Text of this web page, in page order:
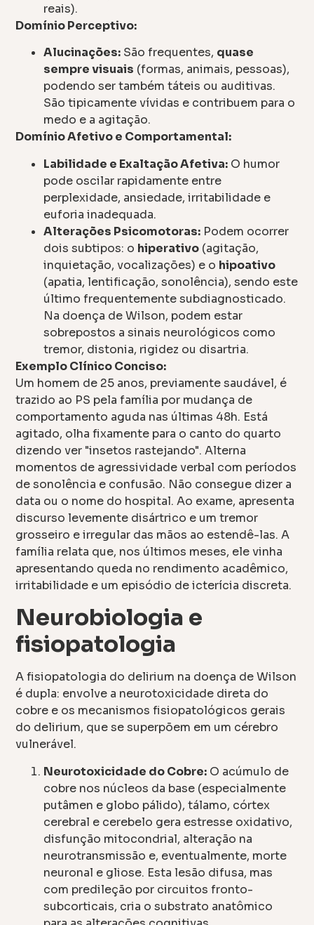
reais).
Domínio Perceptivo:
Alucinações: São frequentes, quase
sempre visuais (formas, animais, pessoas),
podendo ser também táteis ou auditivas.
São tipicamente vívidas e contribuem para o
medo e a agitação.
Domínio Afetivo e Comportamental:
Labilidade e Exaltação Afetiva: O humor
pode oscilar rapidamente entre
perplexidade, ansiedade, irritabilidade e
euforia inadequada.
Alterações Psicomotoras: Podem ocorrer
dois subtipos: o hiperativo (agitação,
inquietação, vocalizações) e o hipoativo
(apatia, lentificação, sonolência), sendo este
último frequentemente subdiagnosticado.
Na doença de Wilson, podem estar
sobrepostos a sinais neurológicos como
tremor, distonia, rigidez ou disartria.
Exemplo Clínico Conciso:
Um homem de 25 anos, previamente saudável, é
trazido ao PS pela família por mudança de
comportamento aguda nas últimas 48h. Está
agitado, olha fixamente para o canto do quarto
dizendo ver "insetos rastejando". Alterna
momentos de agressividade verbal com períodos
de sonolência e confusão. Não consegue dizer a
data ou o nome do hospital. Ao exame, apresenta
discurso levemente disártrico e um tremor
grosseiro e irregular das mãos ao estendê-las. A
família relata que, nos últimos meses, ele vinha
apresentando queda no rendimento acadêmico,
irritabilidade e um episódio de icterícia discreta.
Neurobiologia e
fisiopatologia
A fisiopatologia do delirium na doença de Wilson
é dupla: envolve a neurotoxicidade direta do
cobre e os mecanismos fisiopatológicos gerais
do delirium, que se superpõem em um cérebro
vulnerável.
Neurotoxicidade do Cobre: O acúmulo de
cobre nos núcleos da base (especialmente
putâmen e globo pálido), tálamo, córtex
cerebral e cerebelo gera estresse oxidativo,
disfunção mitocondrial, alteração na
neurotransmissão e, eventualmente, morte
neuronal e gliose. Esta lesão difusa, mas
com predileção por circuitos fronto-
subcorticais, cria o substrato anatômico